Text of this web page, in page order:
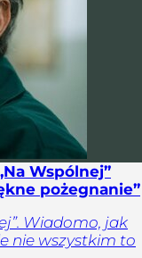
Wspólnej”
pożegnanie”
Wiadomo, jak
nie wszystkim to